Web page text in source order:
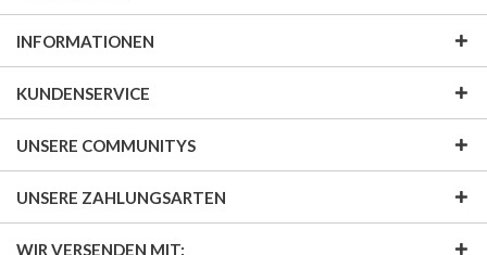
INFORMATIONEN
KUNDENSERVICE
UNSERE COMMUNITYS
UNSERE ZAHLUNGSARTEN
WIR VERSENDEN MIT: